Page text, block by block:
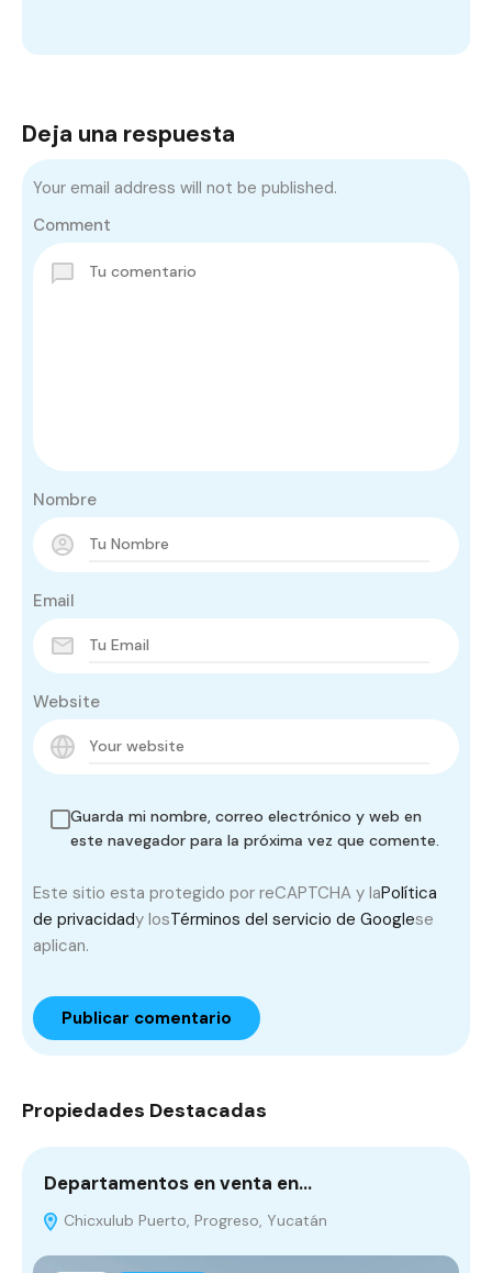
Deja una respuesta
Your email address will not be published.
Comment
Nombre
Email
Website
Guarda mi nombre, correo electrónico y web en
este navegador para la próxima vez que comente.
Este sitio esta protegido por reCAPTCHA y laPolítica
de privacidady losTérminos del servicio de Googlese
aplican.
Propiedades Destacadas
Departamentos en venta en…
Chicxulub Puerto, Progreso, Yucatán